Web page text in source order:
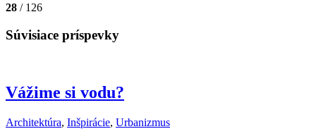
28 / 126
Súvisiace príspevky
Vážime si vodu?
Architektúra, Inšpirácie, Urbanizmus